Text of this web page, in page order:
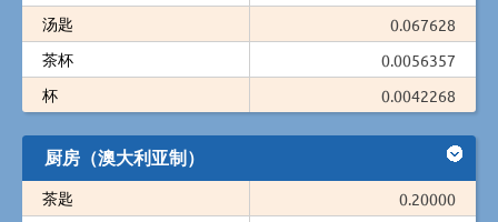
汤匙
0.067628
茶杯
0.0056357
杯
0.0042268
厨房（澳大利亚制）
茶匙
0.20000